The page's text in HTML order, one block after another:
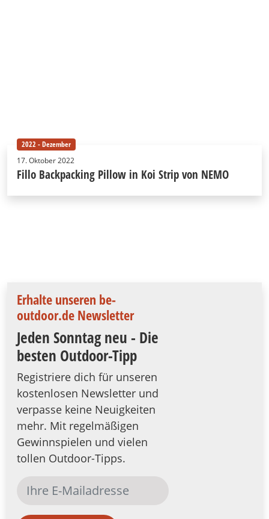
2022 - Dezember
17. Oktober 2022
Fillo Backpacking Pillow in Koi Strip von NEMO
Erhalte unseren be-
outdoor.de Newsletter
Jeden Sonntag neu - Die
besten Outdoor-Tipp
Registriere dich für unseren
kostenlosen Newsletter und
verpasse keine Neuigkeiten
mehr. Mit regelmäßigen
Gewinnspielen und vielen
tollen Outdoor-Tipps.